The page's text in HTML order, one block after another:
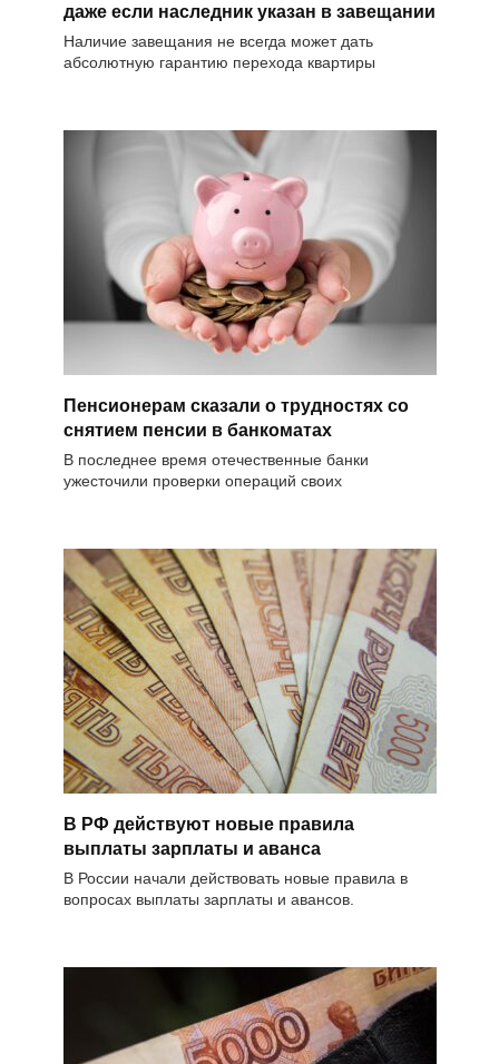
даже если наследник указан в завещании
Наличие завещания не всегда может дать
абсолютную гарантию перехода квартиры
Пенсионерам сказали о трудностях со
снятием пенсии в банкоматах
В последнее время отечественные банки
ужесточили проверки операций своих
В РФ действуют новые правила
выплаты зарплаты и аванса
В России начали действовать новые правила в
вопросах выплаты зарплаты и авансов.